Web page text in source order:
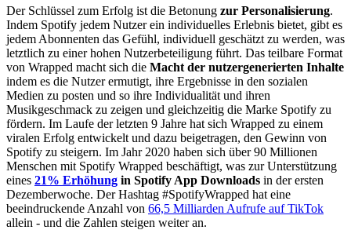
Der Schlüssel zum Erfolg ist die Betonung zur Personalisierung.
Indem Spotify jedem Nutzer ein individuelles Erlebnis bietet, gibt es
jedem Abonnenten das Gefühl, individuell geschätzt zu werden, was
letztlich zu einer hohen Nutzerbeteiligung führt. Das teilbare Format
von Wrapped macht sich die Macht der nutzergenerierten Inhalte
indem es die Nutzer ermutigt, ihre Ergebnisse in den sozialen
Medien zu posten und so ihre Individualität und ihren
Musikgeschmack zu zeigen und gleichzeitig die Marke Spotify zu
fördern. Im Laufe der letzten 9 Jahre hat sich Wrapped zu einem
viralen Erfolg entwickelt und dazu beigetragen, den Gewinn von
Spotify zu steigern. Im Jahr 2020 haben sich über 90 Millionen
Menschen mit Spotify Wrapped beschäftigt, was zur Unterstützung
eines 21% Erhöhung in Spotify App Downloads in der ersten
Dezemberwoche. Der Hashtag #SpotifyWrapped hat eine
beeindruckende Anzahl von 66,5 Milliarden Aufrufe auf TikTok
allein - und die Zahlen steigen weiter an.